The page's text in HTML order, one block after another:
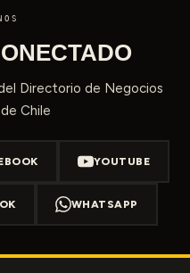
Directorio de Negocios
Chile
YOUTUBE
WHATSAPP